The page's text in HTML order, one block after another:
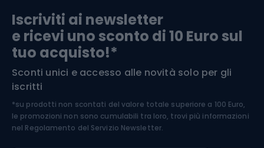
Arrampicata
Medicina dello sport
Abbigliamento ciclistico
Iscriviti ai newsletter
e ricevi uno sconto di 10 Euro sul
tuo acquisto!*
Sconti unici e accesso alle novità solo per gli
iscritti
*su prodotti non scontati del valore totale superiore a 100 Euro,
le promozioni non sono cumulabili tra loro, trovi più informazioni
nel Regolamento del Servizio Newsletter.